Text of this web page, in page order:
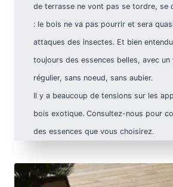
de terrasse ne vont pas se tordre, se
: le bois ne va pas pourrir et sera
attaques des insectes. Et bien
toujours des essences belles, avec un
régulier, sans noeud, sans aubier.
Il y a beaucoup de tensions sur les
bois exotique. Consultez-nous pour
des essences que vous choisirez.